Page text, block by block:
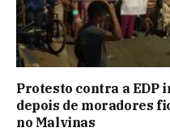
Protesto contra a EDP
depois de moradores
no Malvinas